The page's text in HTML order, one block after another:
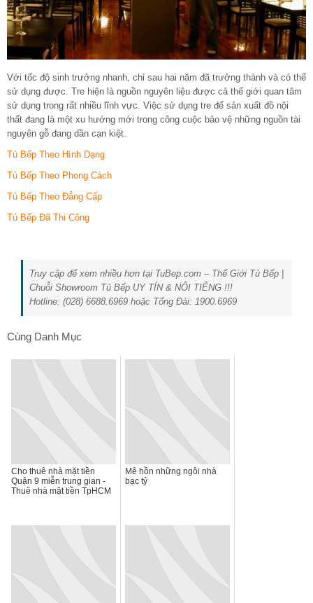
Với tốc độ sinh trưởng nhanh, chỉ sau hai năm đã trưởng thành và có thể
sử dụng được. Tre hiện là nguồn nguyên liệu được cả thế giới quan tâm
sử dụng trong rất nhiều lĩnh vực. Việc sử dụng tre để sản xuất đồ nội
thất đang là một xu hướng mới trong công cuộc bảo vệ những nguồn tài
nguyên gỗ đang dần cạn kiệt.
Tủ Bếp Theo Hình Dạng
Tủ Bếp Theo Phong Cách
Tủ Bếp Theo Đẳng Cấp
Tủ Bếp Đã Thi Công
Truy cập để xem nhiều hơn tại TuBep.com – Thế Giới Tủ Bếp |
Chuỗi Showroom Tủ Bếp UY TÍN & NỔI TIẾNG !!!
Hotline: (028) 6688.6969 hoặc Tổng Đài: 1900.6969
Cùng Danh Mục
Cho thuê nhà mặt tiền
Quận 9 miễn trung gian -
Thuê nhà mặt tiền TpHCM
Mê hồn những ngôi nhà
bạc tỷ